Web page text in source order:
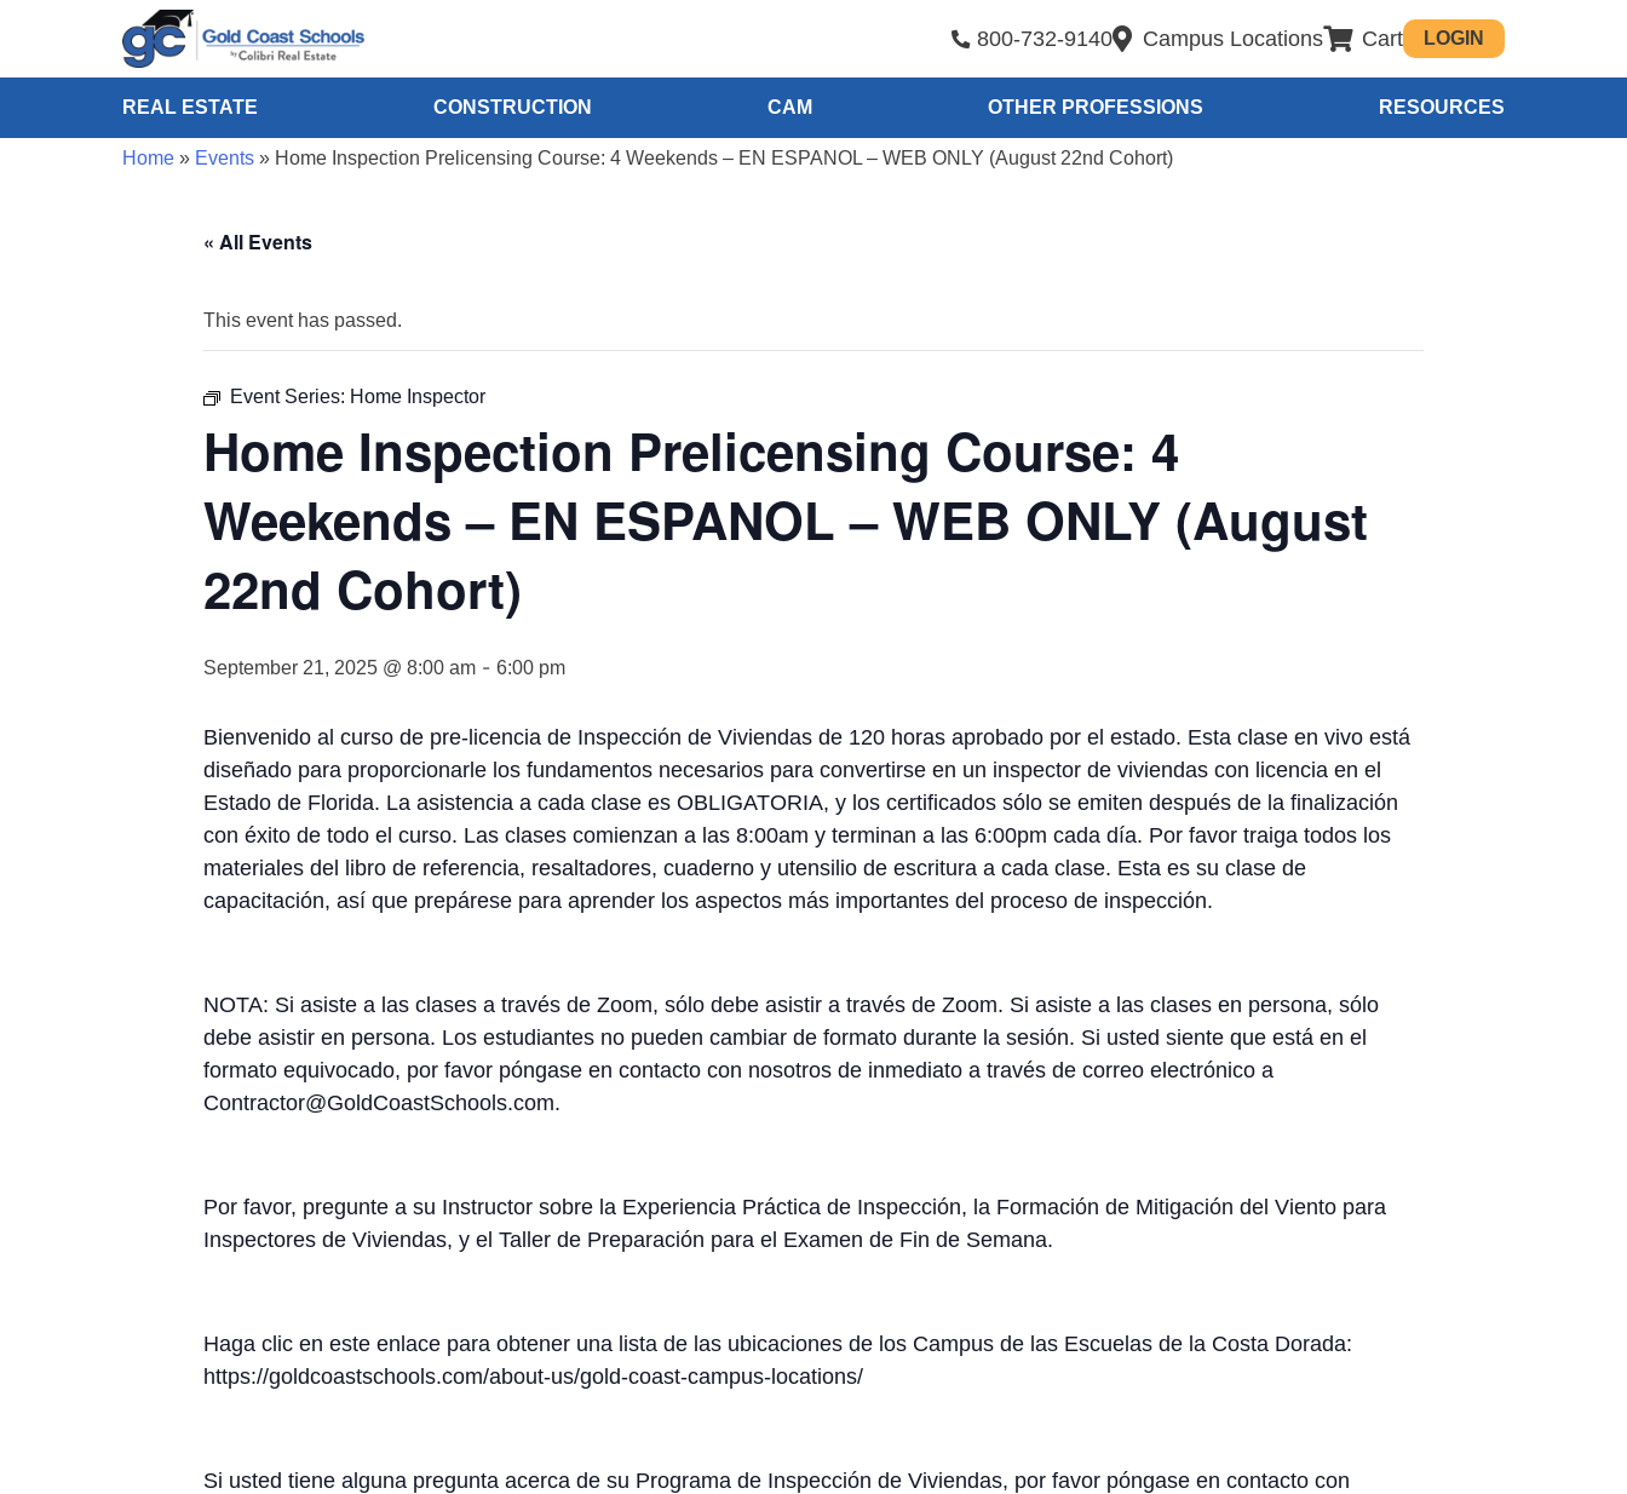
800-732-9140 Campus Locations Cart LOGIN
REAL ESTATE CONSTRUCTION CAM OTHER PROFESSIONS RESOURCES
Home» Events» Home Inspection Prelicensing Course: 4 Weekends – EN ESPANOL – WEB ONLY (August 22nd Cohort)
« All Events
This event has passed.
Event Series: Home Inspector
Home Inspection Prelicensing Course: 4
Weekends – EN ESPANOL – WEB ONLY (August
22nd Cohort)
September 21, 2025 @ 8:00 am - 6:00 pm
Bienvenido al curso de pre-licencia de Inspección de Viviendas de 120 horas aprobado por el estado. Esta clase en vivo está
diseñado para proporcionarle los fundamentos necesarios para convertirse en un inspector de viviendas con licencia en el
Estado de Florida. La asistencia a cada clase es OBLIGATORIA, y los certificados sólo se emiten después de la finalización
con éxito de todo el curso. Las clases comienzan a las 8:00am y terminan a las 6:00pm cada día. Por favor traiga todos los
materiales del libro de referencia, resaltadores, cuaderno y utensilio de escritura a cada clase. Esta es su clase de
capacitación, así que prepárese para aprender los aspectos más importantes del proceso de inspección.
NOTA: Si asiste a las clases a través de Zoom, sólo debe asistir a través de Zoom. Si asiste a las clases en persona, sólo
debe asistir en persona. Los estudiantes no pueden cambiar de formato durante la sesión. Si usted siente que está en el
formato equivocado, por favor póngase en contacto con nosotros de inmediato a través de correo electrónico a
Contractor@GoldCoastSchools.com.
Por favor, pregunte a su Instructor sobre la Experiencia Práctica de Inspección, la Formación de Mitigación del Viento para
Inspectores de Viviendas, y el Taller de Preparación para el Examen de Fin de Semana.
Haga clic en este enlace para obtener una lista de las ubicaciones de los Campus de las Escuelas de la Costa Dorada:
https://goldcoastschools.com/about-us/gold-coast-campus-locations/
Si usted tiene alguna pregunta acerca de su Programa de Inspección de Viviendas, por favor póngase en contacto con